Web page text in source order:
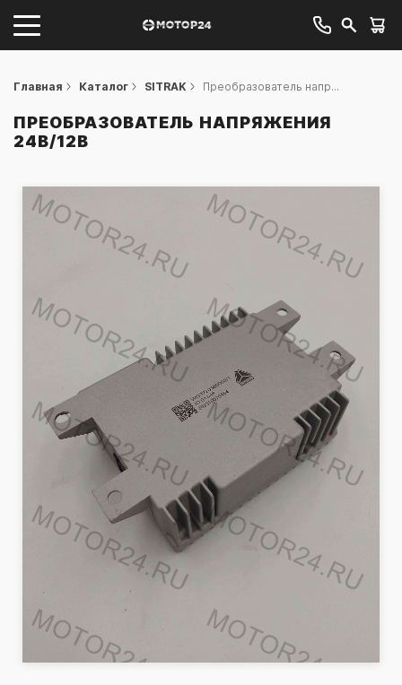
Главная Каталог SITRAK Преобразователь напр...
ПРЕОБРАЗОВАТЕЛЬ НАПРЯЖЕНИЯ
24В/12В